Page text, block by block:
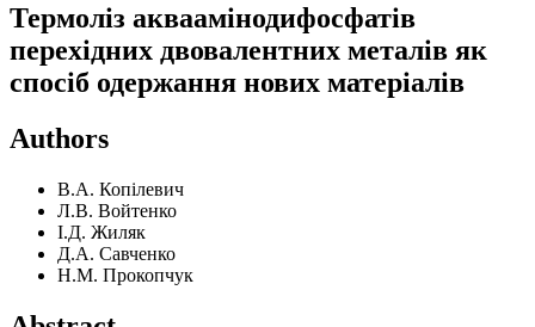
Термоліз акваамінодифосфатів
перехідних двовалентних металів як
спосіб одержання нових матеріалів
Authors
В.А. Копілевич
Л.В. Войтенко
І.Д. Жиляк
Д.А. Савченко
Н.М. Прокопчук